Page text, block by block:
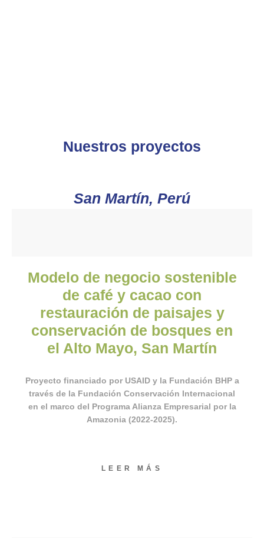
Nuestros proyectos
San Martín, Perú
Modelo de negocio sostenible
de café y cacao con
restauración de paisajes y
conservación de bosques en
el Alto Mayo, San Martín
Proyecto financiado por USAID y la Fundación BHP a
través de la Fundación Conservación Internacional
en el marco del Programa Alianza Empresarial por la
Amazonia (2022-2025).
LEER MÁS